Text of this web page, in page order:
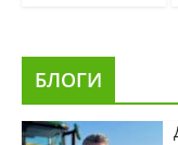
БЛОГИ